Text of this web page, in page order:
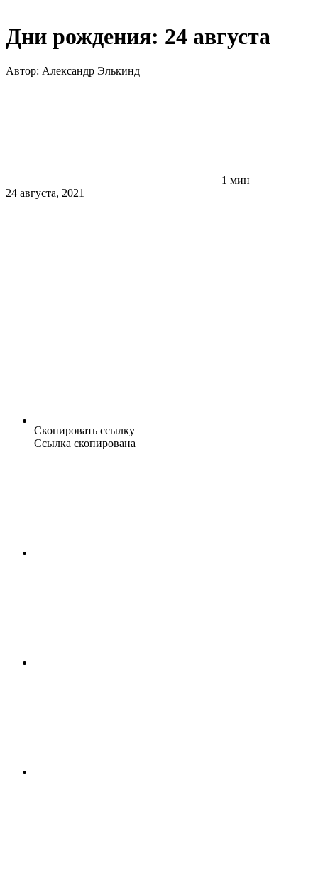
Дни рождения: 24 августа
Автор: Александр Элькинд
1 мин
24 августа, 2021
Скопировать ссылку
Ссылка скопирована